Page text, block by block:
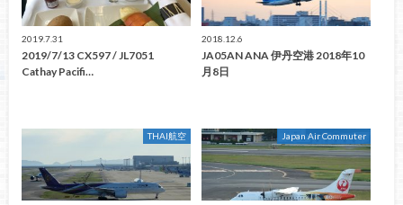
2019.7.31
2019/7/13 CX597 / JL7051
Cathay Pacifi…
2018.12.6
JA05AN ANA 伊丹空港 2018年10
月8日
THAI航空 Japan Air Commuter